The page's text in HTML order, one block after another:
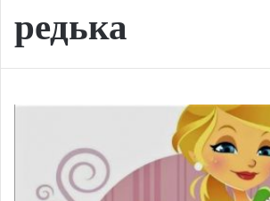
редька